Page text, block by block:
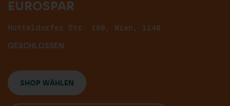
EUROSPAR
Hütteldorfer Str. 180, Wien, 1140
GESCHLOSSEN
SHOP WÄHLEN